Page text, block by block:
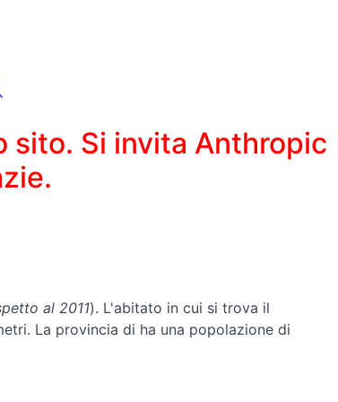
sito. Si invita Anthropic
al 2011). L'abitato in cui si trova il
La provincia di ha una popolazione di